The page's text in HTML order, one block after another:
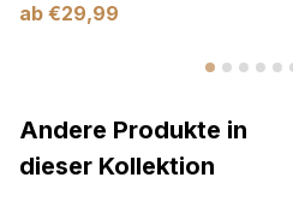
ab €29,99
Andere Produkte in
dieser Kollektion